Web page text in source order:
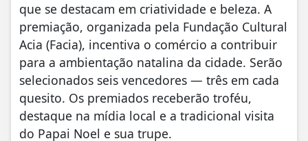
que se destacam em criatividade e beleza. A
premiação, organizada pela Fundação Cultural
Acia (Facia), incentiva o comércio a contribuir
para a ambientação natalina da cidade. Serão
selecionados seis vencedores — três em cada
quesito. Os premiados receberão troféu,
destaque na mídia local e a tradicional visita
do Papai Noel e sua trupe.